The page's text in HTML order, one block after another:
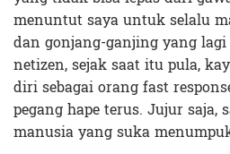
menuntut saya untuk selalu
dan gonjang-ganjing yang
netizen, sejak saat itu pula,
diri sebagai orang fast
pegang hape terus. Jujur
manusia yang suka